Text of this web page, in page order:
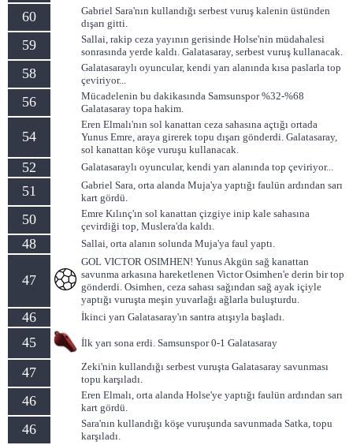
60
Gabriel Sara'nın kullandığı serbest vuruş kalenin üstünden
dışarı gitti.
59
Sallai, rakip ceza yayının gerisinde Holse'nin müdahalesi
sonrasında yerde kaldı. Galatasaray, serbest vuruş kullanacak.
58
Galatasaraylı oyuncular, kendi yarı alanında kısa paslarla top
çeviriyor...
56
Mücadelenin bu dakikasında Samsunspor %32-%68
Galatasaray topa hakim.
54
Eren Elmalı'nın sol kanattan ceza sahasına açtığı ortada
Yunus Emre, araya girerek topu dışarı gönderdi. Galatasaray,
sol kanattan köşe vuruşu kullanacak.
52 Galatasaraylı oyuncular, kendi yarı alanında top çeviriyor...
51
Gabriel Sara, orta alanda Muja'ya yaptığı faulün ardından sarı
kart gördü.
50
Emre Kılınç'ın sol kanattan çizgiye inip kale sahasına
çevirdiği top, Muslera'da kaldı.
48 Sallai, orta alanın solunda Muja'ya faul yaptı.
47
GOL VICTOR OSIMHEN! Yunus Akgün sağ kanattan
savunma arkasına hareketlenen Victor Osimhen'e derin bir top
gönderdi. Osimhen, ceza sahası sağından sağ ayak içiyle
yaptığı vuruşta meşin yuvarlağı ağlarla buluşturdu.
46 İkinci yarı Galatasaray'ın santra atışıyla başladı.
45 İlk yarı sona erdi. Samsunspor 0-1 Galatasaray
47
Zeki'nin kullandığı serbest vuruşta Galatasaray savunması
topu karşıladı.
46
Eren Elmalı, orta alanda Holse'ye yaptığı faulün ardından sarı
kart gördü.
46
Sara'nın kullandığı köşe vuruşunda savunmada Satka, topu
karşıladı.